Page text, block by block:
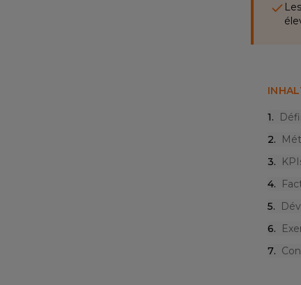
1.
2.
3.
4.
5.
6.
7.